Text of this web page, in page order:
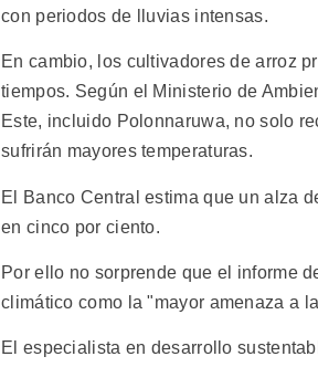
con periodos de lluvias intensas.
En cambio, los cultivadores de arroz
tiempos. Según el Ministerio de
Este, incluido Polonnaruwa, no solo
sufrirán mayores temperaturas.
El Banco Central estima que un alza
en cinco por ciento.
Por ello no sorprende que el informe
climático como la "mayor amenaza a
El especialista en desarrollo